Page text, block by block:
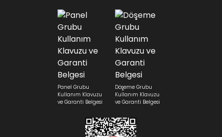
Panel Grubu
Kullanım Klavuzu
ve Garanti Belgesi
Döşeme Grubu
Kullanım Klavuzu
ve Garanti Belgesi